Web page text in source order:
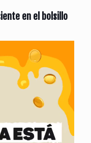
en el bolsillo